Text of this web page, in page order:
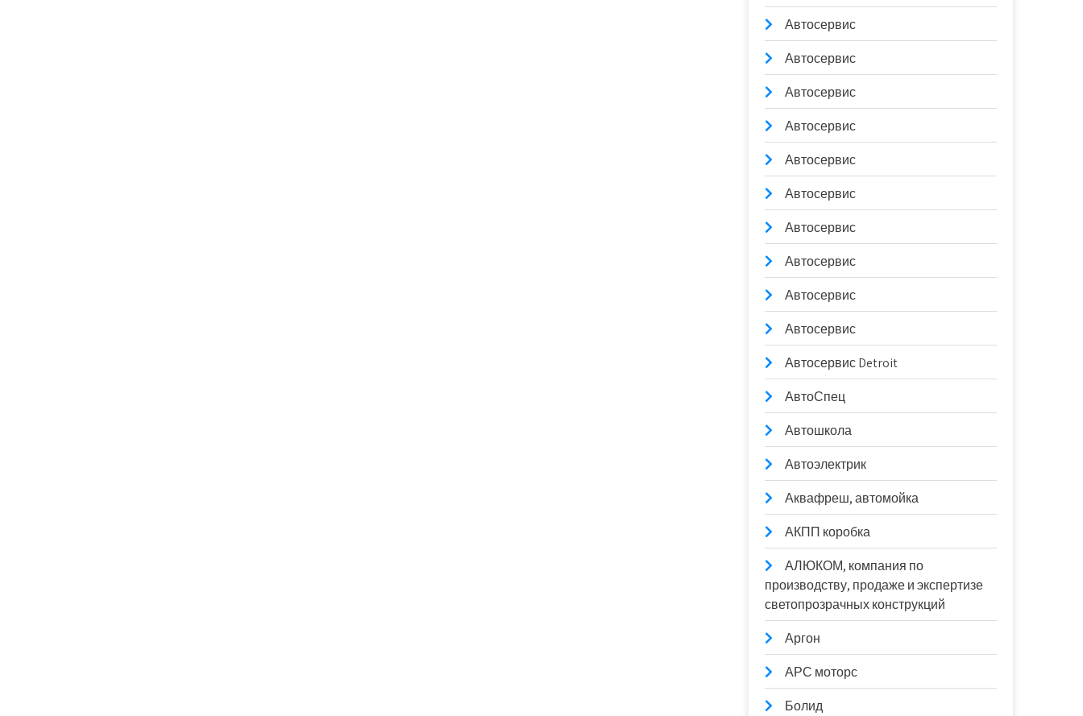
Автосервис
Автосервис
Автосервис
Автосервис
Автосервис
Автосервис
Автосервис
Автосервис
Автосервис
Автосервис
Автосервис Detroit
АвтоСпец
Автошкола
Автоэлектрик
Аквафреш, автомойка
АКПП коробка
АЛЮКОМ, компания по
производству, продаже и экспертизе
светопрозрачных конструкций
Аргон
АРС моторс
Болид